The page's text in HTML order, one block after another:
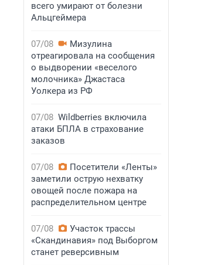
всего умирают от болезни
Альцгеймера
07/08
Мизулина
отреагировала на сообщения
о выдворении «веселого
молочника» Джастаса
Уолкера из РФ
07/08 Wildberries включила
атаки БПЛА в страхование
заказов
07/08
Посетители «Ленты»
заметили острую нехватку
овощей после пожара на
распределительном центре
07/08
Участок трассы
«Скандинавия» под Выборгом
станет реверсивным